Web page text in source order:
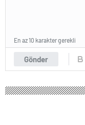
Gönder
En az 10 karakter gerekli